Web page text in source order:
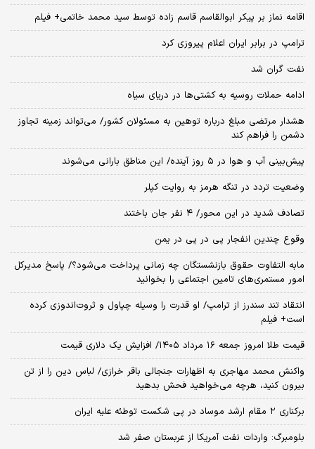
اقامه نماز بر پیکر ابوالقاسم قاسم زاده توسط سید محمد خاتمی+ فیلم
ترامپ در برابر ایران اعلام پیروزی کرد
نفت گران شد
ادامه حملات روسیه به کشتی‌ها در دریای سیاه
هشدار مرتضی مبلغ درباره توهین به مسئولان کشور/ می‌تواند زمینه تجاوز
دشمن را فراهم کند
پیش‌بینی آب و هوا در ۵ روز آینده/ این مناطق بارانی می‌شوند
وضعیت تردد در تنگه هرمز به روایت کپلر
تصادف شدید در این محور/ ۴ نفر جان باختند
وقوع چندین انفجار پی در پی در یمن
مابه التفاوت حقوق بازنشستگان چه زمانی پرداخت می‌شود؟/ پاسخ مدیرکل
امور مستمری‌های تامین اجتماعی را بخوانید
انتقاد تند سندرز از ترامپ/ او قدرت را وسیله چپاول و ثروت‌اندوزی کرده
است+ فیلم
قیمت طلا امروز جمعه ۱۶ مرداد ۱۴۰۵/ افزایش یک دلاری قیمت
واکنش محمد مهاجری به اظهارات جنجالی باقر خرازی/ لباس دین را از تن
بیرون کنید، هرچه می‌خواهید فحش بدهید
برکناری ۲ مقام‌ ارشد موساد در پی شکست توطئه علیه ایران
بلومبرگ: واردات نفت آمریکا از عربستان صفر شد